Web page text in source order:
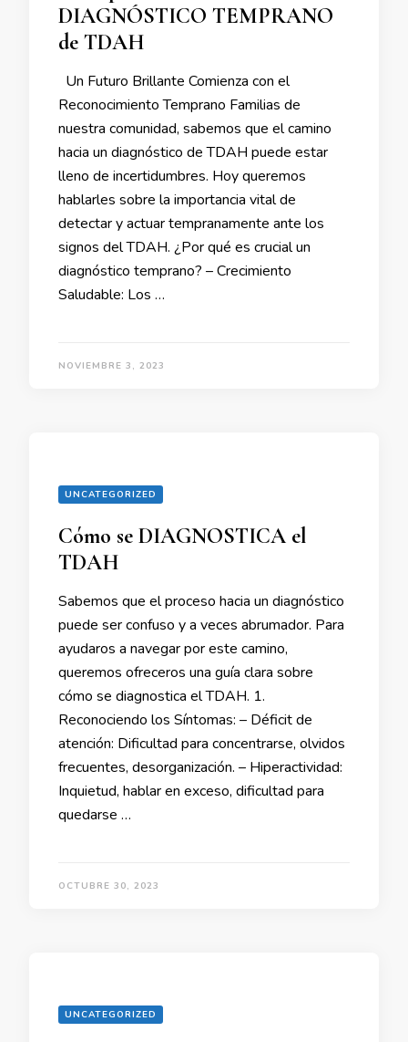
DIAGNÓSTICO TEMPRANO
de TDAH
Un Futuro Brillante Comienza con el
Reconocimiento Temprano Familias de
nuestra comunidad, sabemos que el camino
hacia un diagnóstico de TDAH puede estar
lleno de incertidumbres. Hoy queremos
hablarles sobre la importancia vital de
detectar y actuar tempranamente ante los
signos del TDAH. ¿Por qué es crucial un
diagnóstico temprano? – Crecimiento
Saludable: Los …
NOVIEMBRE 3, 2023
UNCATEGORIZED
Cómo se DIAGNOSTICA el
TDAH
Sabemos que el proceso hacia un diagnóstico
puede ser confuso y a veces abrumador. Para
ayudaros a navegar por este camino,
queremos ofreceros una guía clara sobre
cómo se diagnostica el TDAH. 1.
Reconociendo los Síntomas: – Déficit de
atención: Dificultad para concentrarse, olvidos
frecuentes, desorganización. – Hiperactividad:
Inquietud, hablar en exceso, dificultad para
quedarse …
OCTUBRE 30, 2023
UNCATEGORIZED